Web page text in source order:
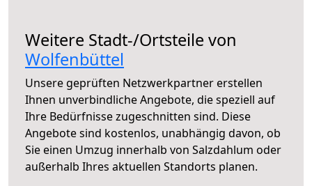
Weitere Stadt-/Ortsteile von
Wolfenbüttel
Unsere geprüften Netzwerkpartner erstellen
Ihnen unverbindliche Angebote, die speziell auf
Ihre Bedürfnisse zugeschnitten sind. Diese
Angebote sind kostenlos, unabhängig davon, ob
Sie einen Umzug innerhalb von Salzdahlum oder
außerhalb Ihres aktuellen Standorts planen.